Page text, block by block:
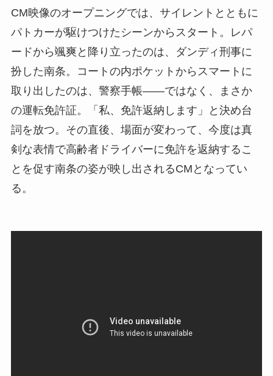
CM映像のオープニングでは、サイレントとともに
パトカーが駆けつけたシーンからスタート。レパ
ードから颯爽と降り立ったのは、ダンディ刑事に
扮した南条。コートの内ポケットからスマートに
取り出したのは、警察手帳――ではなく、まさか
の運転免許証。「私、免許返納します」と決め台
詞を放つ。その直後、場面が変わって、今度は真
剣な表情で高齢者ドライバーに免許を返納するこ
とを促す南条の姿が映し出されるCMとなってい
る。